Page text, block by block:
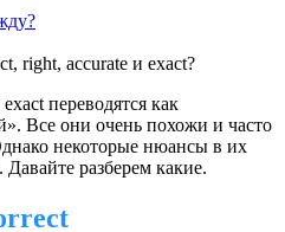
переводятся как
Все они очень похожи и часто
некоторые нюансы в их
Давайте разберем какие.